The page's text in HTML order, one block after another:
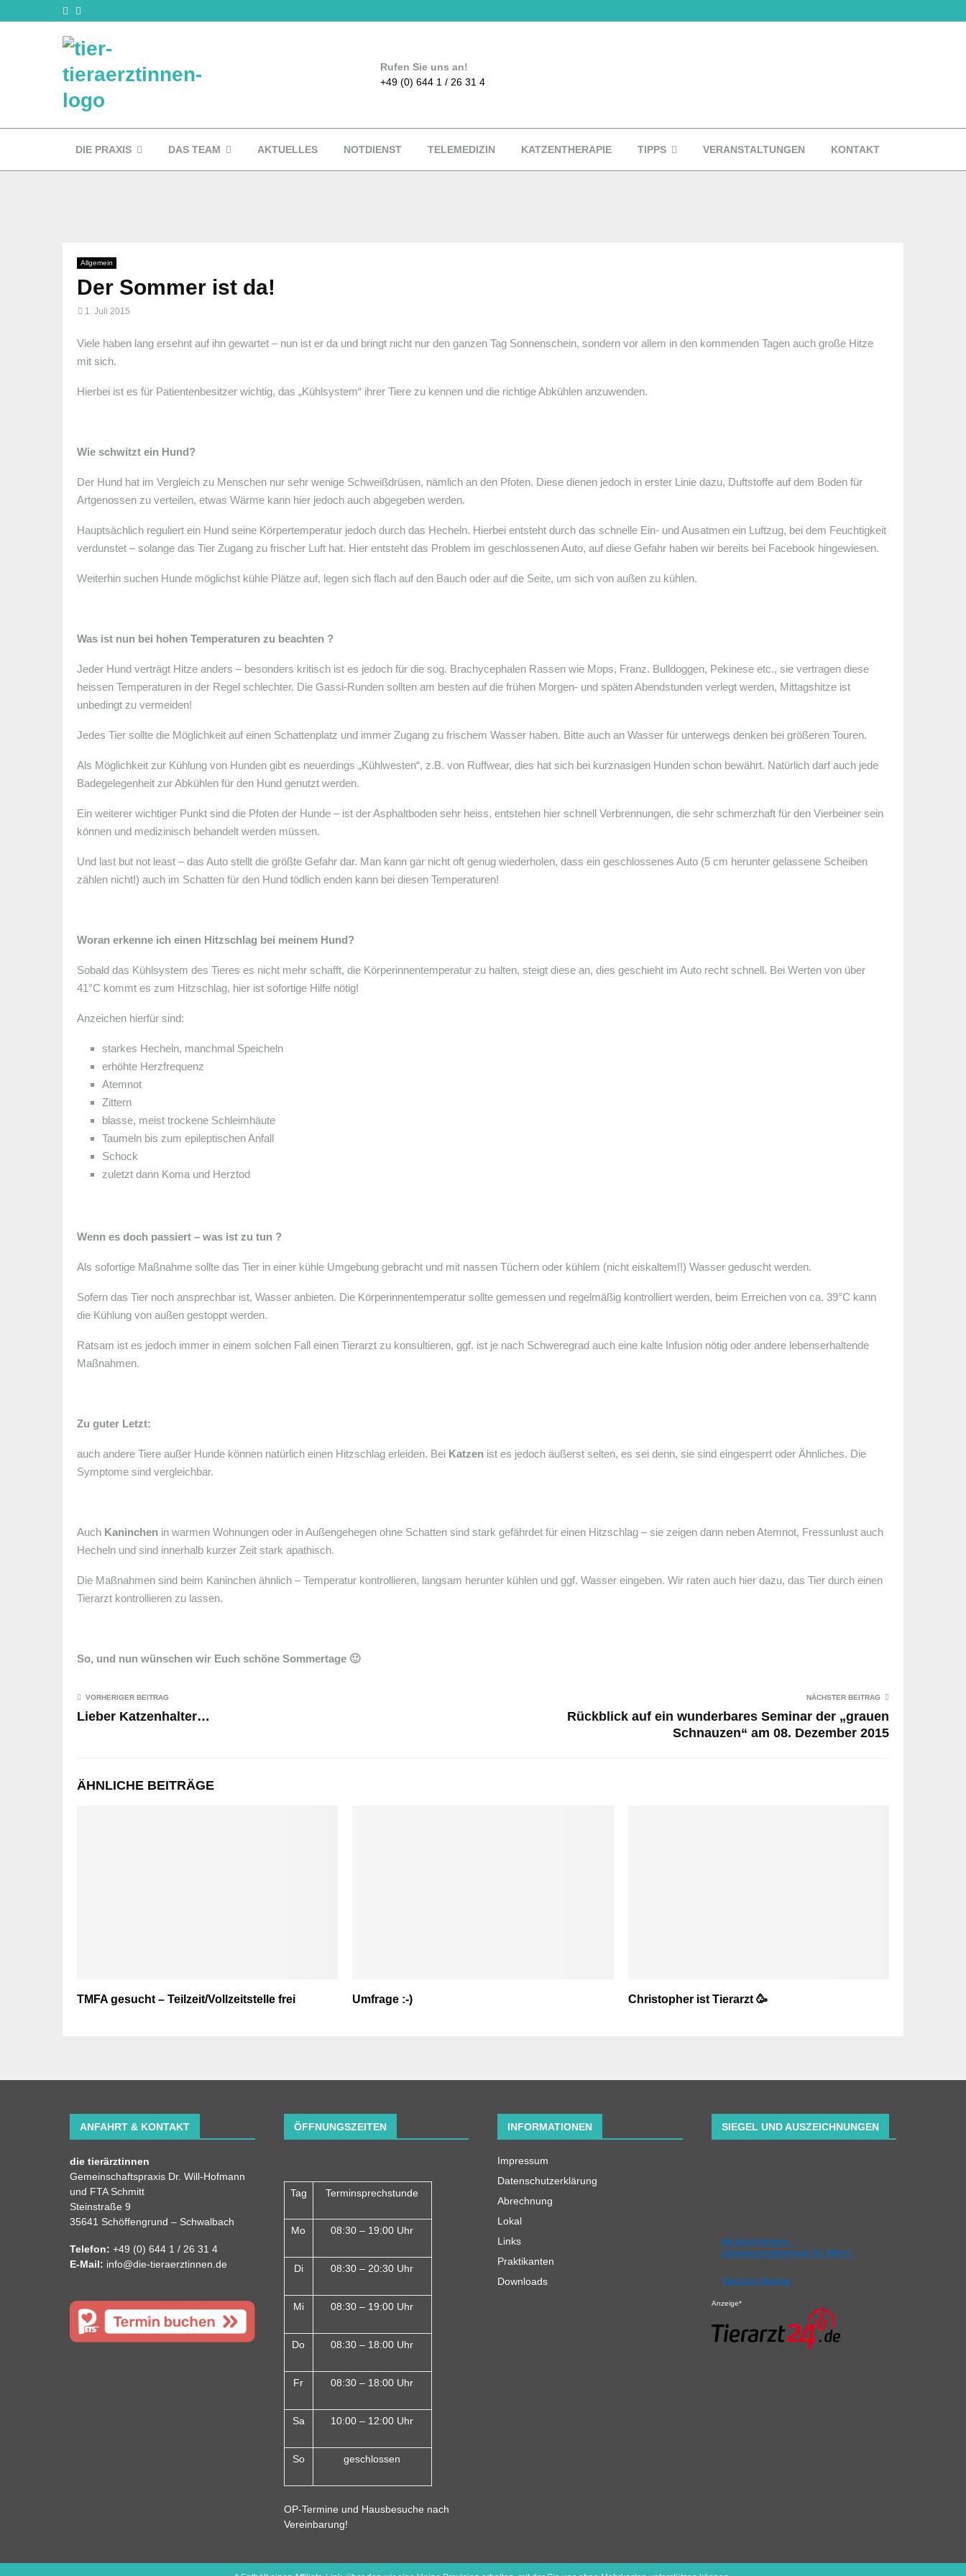
Rufen Sie uns an!
+49 (0) 644 1 / 26 31 4
DIE PRAXIS DAS TEAM AKTUELLES NOTDIENST TELEMEDIZIN KATZENTHERAPIE TIPPS VERANSTALTUNGEN KONTAKT
Allgemein
Der Sommer ist da!
1. Juli 2015
Viele haben lang ersehnt auf ihn gewartet – nun ist er da und bringt nicht nur den ganzen Tag Sonnenschein, sondern vor allem in den kommenden Tagen auch große Hitze
mit sich.
Hierbei ist es für Patientenbesitzer wichtig, das „Kühlsystem“ ihrer Tiere zu kennen und die richtige Abkühlen anzuwenden.
Wie schwitzt ein Hund?
Der Hund hat im Vergleich zu Menschen nur sehr wenige Schweißdrüsen, nämlich an den Pfoten. Diese dienen jedoch in erster Linie dazu, Duftstoffe auf dem Boden für
Artgenossen zu verteilen, etwas Wärme kann hier jedoch auch abgegeben werden.
Hauptsächlich reguliert ein Hund seine Körpertemperatur jedoch durch das Hecheln. Hierbei entsteht durch das schnelle Ein- und Ausatmen ein Luftzug, bei dem Feuchtigkeit
verdunstet – solange das Tier Zugang zu frischer Luft hat. Hier entsteht das Problem im geschlossenen Auto, auf diese Gefahr haben wir bereits bei Facebook hingewiesen.
Weiterhin suchen Hunde möglichst kühle Plätze auf, legen sich flach auf den Bauch oder auf die Seite, um sich von außen zu kühlen.
Was ist nun bei hohen Temperaturen zu beachten ?
Jeder Hund verträgt Hitze anders – besonders kritisch ist es jedoch für die sog. Brachycephalen Rassen wie Mops, Franz. Bulldoggen, Pekinese etc., sie vertragen diese
heissen Temperaturen in der Regel schlechter. Die Gassi-Runden sollten am besten auf die frühen Morgen- und späten Abendstunden verlegt werden, Mittagshitze ist
unbedingt zu vermeiden!
Jedes Tier sollte die Möglichkeit auf einen Schattenplatz und immer Zugang zu frischem Wasser haben. Bitte auch an Wasser für unterwegs denken bei größeren Touren.
Als Möglichkeit zur Kühlung von Hunden gibt es neuerdings „Kühlwesten“, z.B. von Ruffwear, dies hat sich bei kurznasigen Hunden schon bewährt. Natürlich darf auch jede
Badegelegenheit zur Abkühlen für den Hund genutzt werden.
Ein weiterer wichtiger Punkt sind die Pfoten der Hunde – ist der Asphaltboden sehr heiss, entstehen hier schnell Verbrennungen, die sehr schmerzhaft für den Vierbeiner sein
können und medizinisch behandelt werden müssen.
Und last but not least – das Auto stellt die größte Gefahr dar. Man kann gar nicht oft genug wiederholen, dass ein geschlossenes Auto (5 cm herunter gelassene Scheiben
zählen nicht!) auch im Schatten für den Hund tödlich enden kann bei diesen Temperaturen!
Woran erkenne ich einen Hitzschlag bei meinem Hund?
Sobald das Kühlsystem des Tieres es nicht mehr schafft, die Körperinnentemperatur zu halten, steigt diese an, dies geschieht im Auto recht schnell. Bei Werten von über
41°C kommt es zum Hitzschlag, hier ist sofortige Hilfe nötig!
Anzeichen hierfür sind:
starkes Hecheln, manchmal Speicheln
erhöhte Herzfrequenz
Atemnot
Zittern
blasse, meist trockene Schleimhäute
Taumeln bis zum epileptischen Anfall
Schock
zuletzt dann Koma und Herztod
Wenn es doch passiert – was ist zu tun ?
Als sofortige Maßnahme sollte das Tier in einer kühle Umgebung gebracht und mit nassen Tüchern oder kühlem (nicht eiskaltem!!) Wasser geduscht werden.
Sofern das Tier noch ansprechbar ist, Wasser anbieten. Die Körperinnentemperatur sollte gemessen und regelmäßig kontrolliert werden, beim Erreichen von ca. 39°C kann
die Kühlung von außen gestoppt werden.
Ratsam ist es jedoch immer in einem solchen Fall einen Tierarzt zu konsultieren, ggf. ist je nach Schweregrad auch eine kalte Infusion nötig oder andere lebenserhaltende
Maßnahmen.
Zu guter Letzt:
auch andere Tiere außer Hunde können natürlich einen Hitzschlag erleiden. Bei Katzen ist es jedoch äußerst selten, es sei denn, sie sind eingesperrt oder Ähnliches. Die
Symptome sind vergleichbar.
Auch Kaninchen in warmen Wohnungen oder in Außengehegen ohne Schatten sind stark gefährdet für einen Hitzschlag – sie zeigen dann neben Atemnot, Fressunlust auch
Hecheln und sind innerhalb kurzer Zeit stark apathisch.
Die Maßnahmen sind beim Kaninchen ähnlich – Temperatur kontrollieren, langsam herunter kühlen und ggf. Wasser eingeben. Wir raten auch hier dazu, das Tier durch einen
Tierarzt kontrollieren zu lassen.
So, und nun wünschen wir Euch schöne Sommertage 🙂
VORHERIGER BEITRAG
Lieber Katzenhalter…
NÄCHSTER BEITRAG
Rückblick auf ein wunderbares Seminar der „grauen
Schnauzen“ am 08. Dezember 2015
ÄHNLICHE BEITRÄGE
TMFA gesucht – Teilzeit/Vollzeitstelle frei Umfrage :-) Christopher ist Tierarzt 🥳
ANFAHRT & KONTAKT
die tierärztinnen
Gemeinschaftspraxis Dr. Will-Hofmann
und FTA Schmitt
Steinstraße 9
35641 Schöffengrund – Schwalbach
Telefon: +49 (0) 644 1 / 26 31 4
E-Mail: info@die-tieraerztinnen.de
ÖFFNUNGSZEITEN
Tag Terminsprechstunde
Mo 08:30 – 19:00 Uhr
Di 08:30 – 20:30 Uhr
Mi 08:30 – 19:00 Uhr
Do 08:30 – 18:00 Uhr
Fr 08:30 – 18:00 Uhr
Sa 10:00 – 12:00 Uhr
So geschlossen
OP-Termine und Hausbesuche nach
Vereinbarung!
INFORMATIONEN
Impressum
Datenschutzerklärung
Abrechnung
Lokal
Links
Praktikanten
Downloads
SIEGEL UND AUSZEICHNUNGEN
die tierärztinnen –
Gemeinschaftspraxis Dr. Will-H…
Tierärzte Wetzlar
Anzeige*